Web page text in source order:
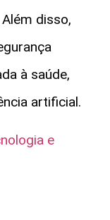
disso,
à saúde,
artificial.
e